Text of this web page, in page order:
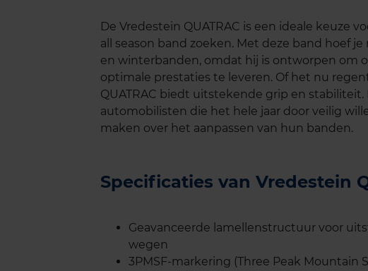
De Vredestein QUATRAC is een ideale keuze
all season band zoeken. Met deze band hoef
en winterbanden, omdat hij is ontworpen om
optimale prestaties te leveren. Of het nu
QUATRAC biedt uitstekende grip en
automobilisten die het hele jaar door veilig
maken over het aanpassen van hun banden.
Specificaties van Vredestein
Geavanceerde lamellenstructuur voor
wegen
3PMSF-markering (Three Peak Mountain